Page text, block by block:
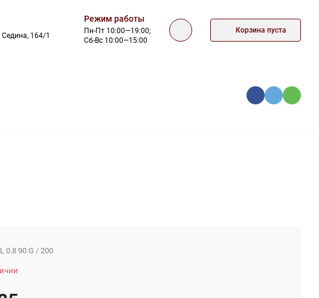
164/1
Режим работы
Пн-Пт 10:00—19:00;
Сб-Вс 10:00—15:00
Корзина пуста
0.8 90 G / 200